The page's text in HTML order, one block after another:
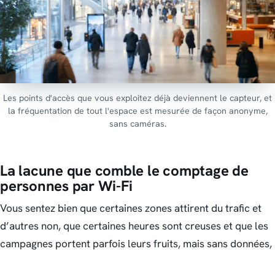
Les points d'accès que vous exploitez déjà deviennent le capteur, et
la fréquentation de tout l'espace est mesurée de façon anonyme,
sans caméras.
La lacune que comble le comptage de
personnes par Wi-Fi
Vous sentez bien que certaines zones attirent du trafic et
d’autres non, que certaines heures sont creuses et que les
campagnes portent parfois leurs fruits, mais sans données,